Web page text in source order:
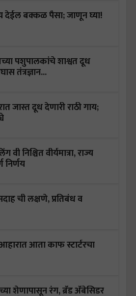
देईल बक्कळ पैसा; जाणून घ्या!
शाश्वत दूध
तंत्रज्ञान...
जास्त दूध देणारी राठी गाय;
राज्य
निर्णय
ची लक्षणे, प्रतिबंध व
आता काफ स्टार्टरचा
शेणापासून रंग, ब्रँड अँबेसिडर